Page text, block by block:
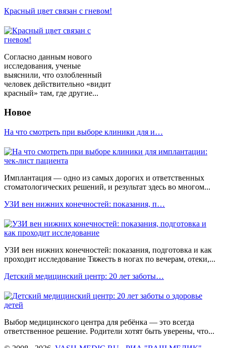
Красный цвет связан с гневом!
Согласно данным нового
исследования, ученые
выяснили, что озлобленный
человек действительно «видит
красный» там, где другие...
Новое
На что смотреть при выборе клиники для и…
Имплантация — одно из самых дорогих и ответственных
стоматологических решений, и результат здесь во многом...
УЗИ вен нижних конечностей: показания, п…
УЗИ вен нижних конечностей: показания, подготовка и как
проходит исследование Тяжесть в ногах по вечерам, отеки,...
Детский медицинский центр: 20 лет заботы…
Выбор медицинского центра для ребёнка — это всегда
ответственное решение. Родители хотят быть уверены, что...